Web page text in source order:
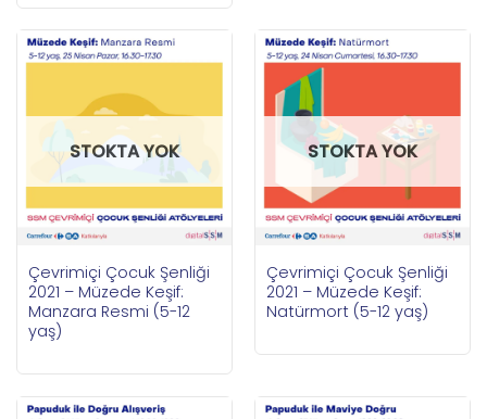
STOKTA YOK
Çevrimiçi Çocuk Şenliği
2021 – Müzede Keşif:
Manzara Resmi (5-12
yaş)
STOKTA YOK
Çevrimiçi Çocuk Şenliği
2021 – Müzede Keşif:
Natürmort (5-12 yaş)